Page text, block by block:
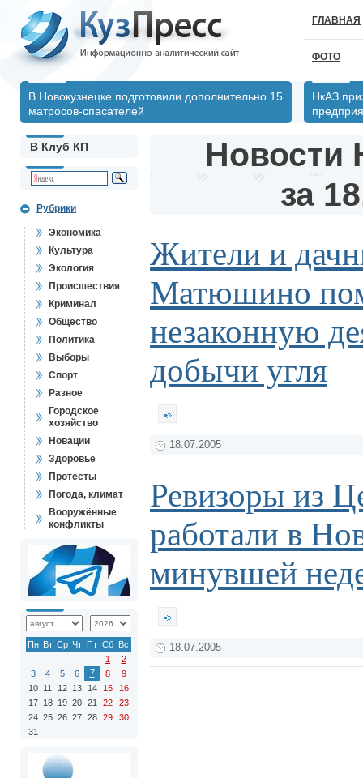
ГЛАВНАЯ
ФОТО
В Новокузнецке подготовили дополнительно 15
матросов-спасателей
НкАЗ
В Клуб КП
Рубрики
Экономика
Культура
Экология
Происшествия
Криминал
Общество
Политика
Выборы
Спорт
Разное
Городское
хозяйство
Новации
Здоровье
Протесты
Погода, климат
Вооружённые
конфликты
Пн Вт Ср Чт Пт Сб Вс
1
2
3
4 5 6 7 8
9
10 11 12 13 14 15
16
17 18 19 20 21 22
23
24 25 26 27 28 29
30
31
Новости
за
Жители и
Матюшино
незаконную
добычи угля
18.07.2005
Ревизоры из
работали в
минувшей
18.07.2005